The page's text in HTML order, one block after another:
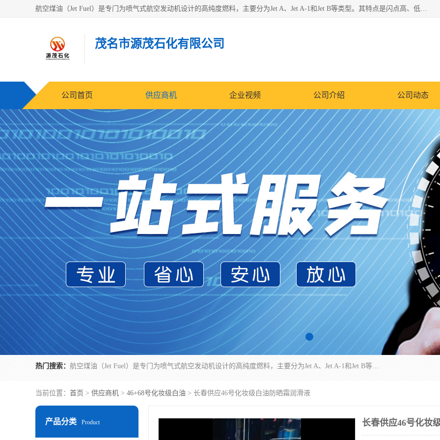
航空煤油（Jet Fuel）是专门为喷气式航空发动机设计的高纯度燃料，主要分为Jet A、Jet A-1和Jet B等类型。其特点是闪点高、低温流动性好，并添加了抗静电剂和抗氧化剂以确保飞行安全。航空煤油需
茂名市源茂石化有限公司
公司首页 供应商机 企业视频 公司介绍 公司动态
热门搜索： 航空煤油（Jet Fuel）是专门为喷气式航空发动机设计的高纯度燃料，主要分为Jet A、Jet A-1和Jet B等类型。其特点是闪点高、低温流动性好，并添加了抗静电剂和抗氧化剂以确保飞行安全。航空煤油需
当前位置： 首页 > 供应商机 > 46+68号化妆级白油 > 长春供应46号化妆级白油防晒霜润滑液
产品分类 Product 长春供应46号化妆